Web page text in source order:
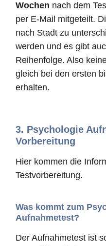
Wochen nach dem
per E-Mail mitgeteilt.
nach Stadt zu
werden und es gibt
Reihenfolge. Also
gleich bei den ersten
erhalten.
3. Psychologie
Vorbereitung
Hier kommen die
Testvorbereitung.
Was kommt zum
Aufnahmetest?
Der Aufnahmetest ist